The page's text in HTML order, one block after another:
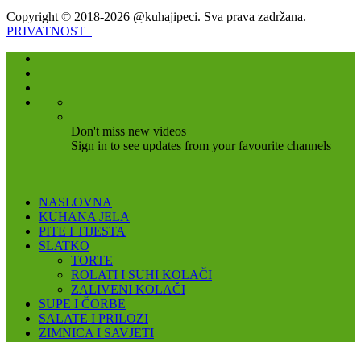
Copyright © 2018-2026 @kuhajipeci. Sva prava zadržana.
PRIVATNOST
Don't miss new videos
Sign in to see updates from your favourite channels
NASLOVNA
KUHANA JELA
PITE I TIJESTA
SLATKO
TORTE
ROLATI I SUHI KOLAČI
ZALIVENI KOLAČI
SUPE I ČORBE
SALATE I PRILOZI
ZIMNICA I SAVJETI